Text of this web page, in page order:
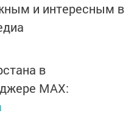
и интересным в
в
MАХ: